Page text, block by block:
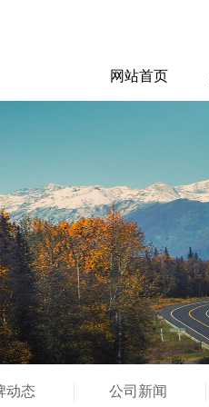
网站首页
动态 公司新闻